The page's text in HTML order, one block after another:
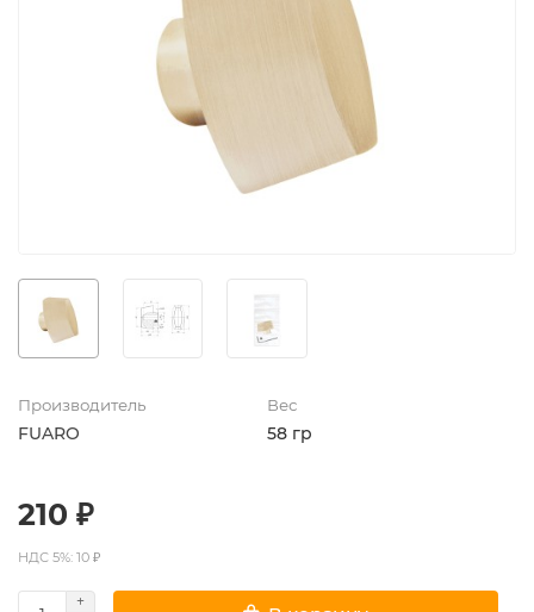
Производитель
FUARO
Вес
58 гр
210 ₽
НДС 5%: 10 ₽